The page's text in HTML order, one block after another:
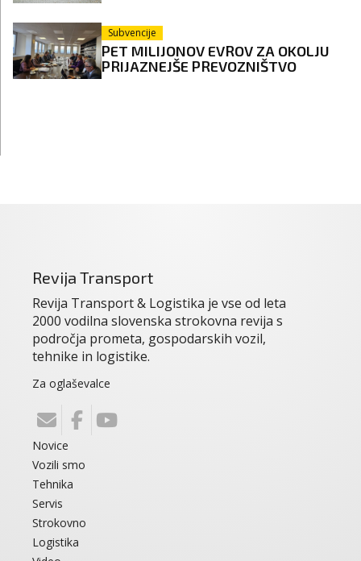
Subvencije
PET MILIJONOV EVROV ZA OKOLJU
PRIJAZNEJŠE PREVOZNIŠTVO
Revija Transport
Revija Transport & Logistika je vse od leta
2000 vodilna slovenska strokovna revija s
področja prometa, gospodarskih vozil,
tehnike in logistike.
Za oglaševalce
Novice
Vozili smo
Tehnika
Servis
Strokovno
Logistika